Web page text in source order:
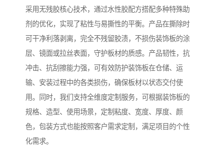
采用无残胶核心技术，通过水性胶配方搭配多种特殊助
剂的优化，实现了粘性与易撕性的平衡。产品在撕除时
可干净利落剥离，完全不残留胶渍，不损伤装饰板的涂
层、镜面或拉丝表面，守护板材的质感。产品韧性，抗
冲击、抗刮擦能力强，可有效防护装饰板在仓储、运
输、安装过程中的各类损伤，确保板材以状态交付使
用。同时，我们支持全维度定制服务，可根据装饰板的
规格、造型、使用场景，定制粘度、宽度、厚度、颜
色，包装方式也能按照客户需求定制，满足项目的个性
化需求。